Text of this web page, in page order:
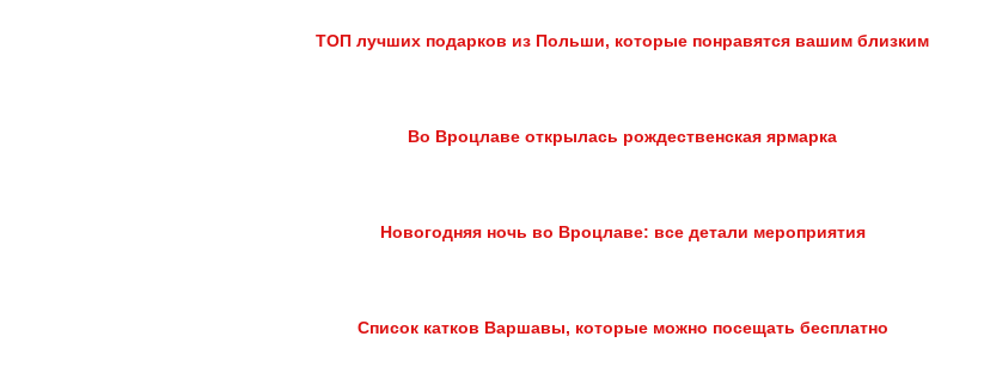
ТОП лучших подарков из Польши, которые понравятся вашим близким
Во Вроцлаве открылась рождественская ярмарка
Новогодняя ночь во Вроцлаве: все детали мероприятия
Список катков Варшавы, которые можно посещать бесплатно